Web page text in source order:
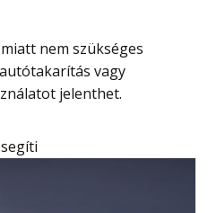
vagy
jelenthet.